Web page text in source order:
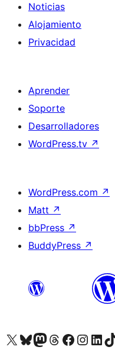
Noticias
Alojamiento
Privacidad
Aprender
Soporte
Desarrolladores
WordPress.tv ↗
WordPress.com ↗
Matt ↗
bbPress ↗
BuddyPress ↗
Visita nuestra cuenta de X (anteriormente Twitter)
Visita nuestra cuenta de Bluesky
Visita nuestra cuenta de Mastodon
Visita nuestra cuenta de Threads
Visita nuestra página de
Visita nuestra
Visita Visita